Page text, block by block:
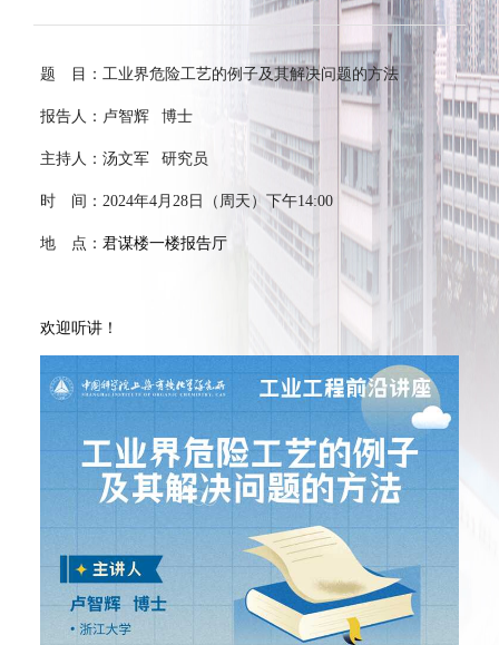
题 目：工业界危险工艺的例子及其解决问题的方法
报告人：卢智辉 博士
主持人：汤文军 研究员
时 间：2024年4月28日（周天）下午14:00
地 点： 君谋楼一楼报告厅
欢迎听讲！